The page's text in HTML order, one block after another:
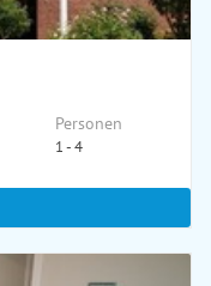
Personen
1 - 4